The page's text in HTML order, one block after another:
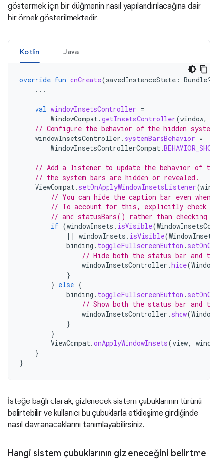
göstermek için bir düğmenin nasıl yapılandırılacağına dair
bir örnek gösterilmektedir.
Kotlin Java
override fun onCreate(savedInstanceState : Bundle?)
...
val windowInsetsController =
WindowCompat.getInsetsController(window,
// Configure the behavior of the hidden system
windowInsetsController . systemBarsBehavior =
WindowInsetsControllerCompat.
// Add a listener to update the behavior of
// the system bars are hidden or revealed.
ViewCompat. setOnApplyWindowInsetsListener(
// You can hide the caption bar even
// To account for this, explicitly check
// and statusBars() rather than checking
if (windowInsets . isVisible(
||
windowInsets . isVisible(
binding . toggleFullscreenButton .
// Hide both the status bar and
windowInsetsController .hide(
}
} else {
binding . toggleFullscreenButton .
// Show both the status bar and
windowInsetsController . show(
}
}
ViewCompat.onApplyWindowInsets(view,
}
}
İsteğe bağlı olarak, gizlenecek sistem çubuklarının türünü
belirtebilir ve kullanıcı bu çubuklarla etkileşime girdiğinde
nasıl davranacaklarını tanımlayabilirsiniz.
Hangi sistem çubuklarının gizleneceğini belirtme